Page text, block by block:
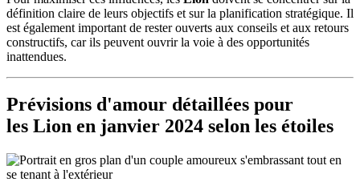
définition claire de leurs objectifs et sur la planification stratégique. Il
est également important de rester ouverts aux conseils et aux retours
constructifs, car ils peuvent ouvrir la voie à des opportunités
inattendues.
Prévisions d'amour détaillées pour
les Lion en janvier 2024 selon les étoiles